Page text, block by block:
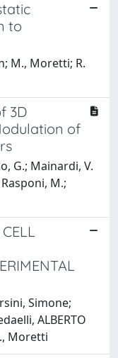
to
M., Moretti; R.
3D
of
G.; Mainardi, V.
M.;
Simone;
ALBERTO
Moretti